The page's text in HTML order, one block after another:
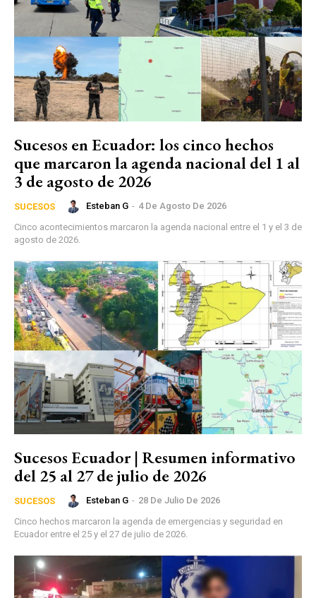
Sucesos en Ecuador: los cinco hechos
que marcaron la agenda nacional del 1 al
3 de agosto de 2026
SUCESOS Esteban G - 4 De Agosto De 2026
Cinco acontecimientos marcaron la agenda nacional entre el 1 y el 3 de
agosto de 2026.
Sucesos Ecuador | Resumen informativo
del 25 al 27 de julio de 2026
SUCESOS Esteban G - 28 De Julio De 2026
Cinco hechos marcaron la agenda de emergencias y seguridad en
Ecuador entre el 25 y el 27 de julio de 2026.